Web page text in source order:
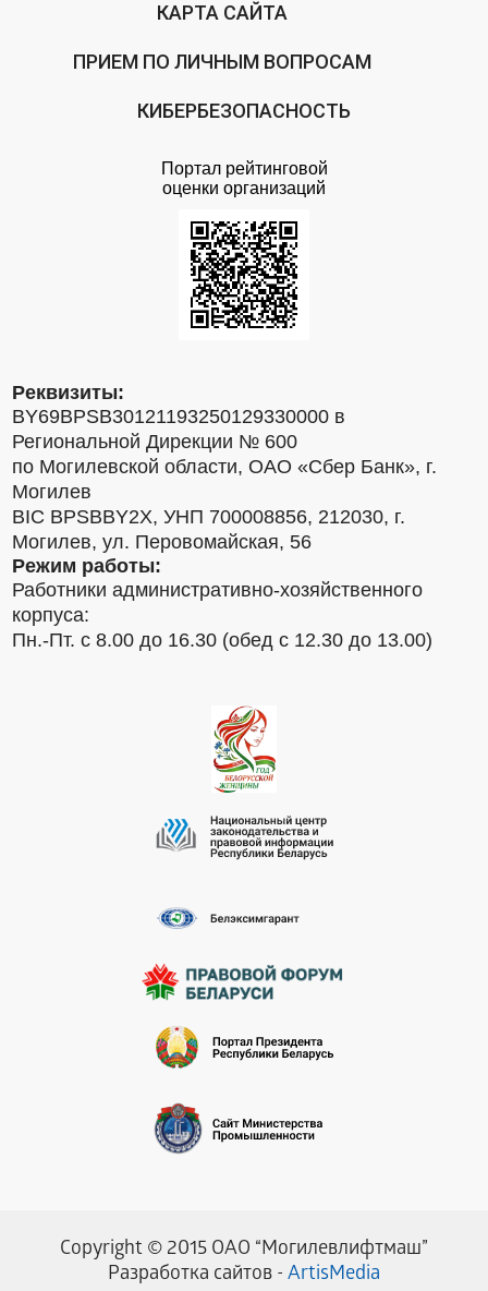
КАРТА САЙТА
ПРИЕМ ПО ЛИЧНЫМ ВОПРОСАМ
КИБЕРБЕЗОПАСНОСТЬ
Портал рейтинговой
оценки организаций
Реквизиты:
BY69BPSB30121193250129330000 в
Региональной Дирекции № 600
по Могилевской области, ОАО «Сбер Банк», г.
Могилев
BIC BPSBBY2X, УНП 700008856, 212030, г.
Могилев, ул. Перовомайская, 56
Режим работы:
Работники административно-хозяйственного
корпуса:
Пн.-Пт. с 8.00 до 16.30 (обед с 12.30 до 13.00)
Разработка сайтов - ArtisMedia
Copyright © 2015 ОАО “Могилевлифтмаш”